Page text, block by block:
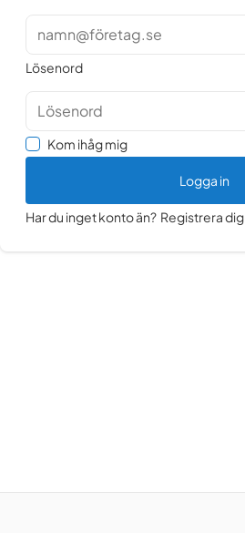
namn@företag.se
Lösenord
Lösenord
Kom ihåg mig
Logga in
Har du inget konto än? Registrera dig